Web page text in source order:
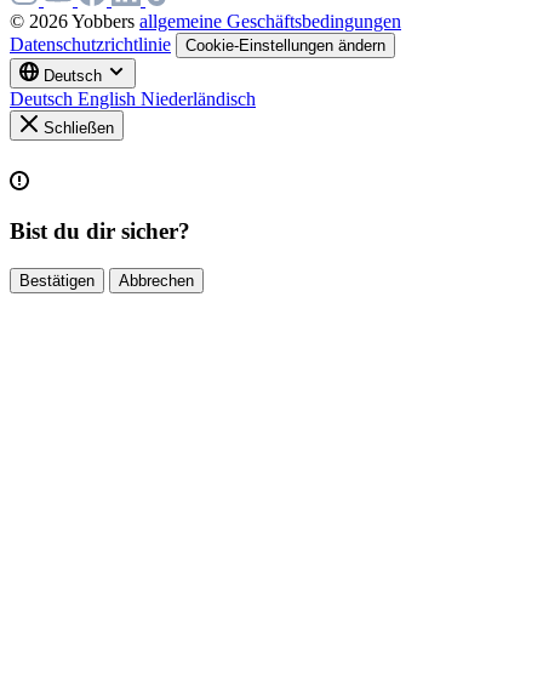
© 2026 Yobbers allgemeine Geschäftsbedingungen
Datenschutzrichtlinie
Cookie-Einstellungen ändern
Deutsch
Deutsch English Niederländisch
Schließen
Bist du dir sicher?
Bestätigen Abbrechen